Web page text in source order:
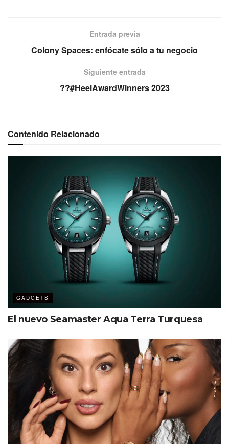
Entrada previa
Colony Spaces: enfócate sólo a tu negocio
Siguiente entrada
??#HeelAwardWinners 2023
Contenido Relacionado
GADGETS
El nuevo Seamaster Aqua Terra Turquesa